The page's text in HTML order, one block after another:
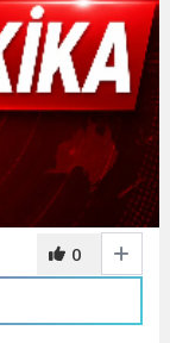
0